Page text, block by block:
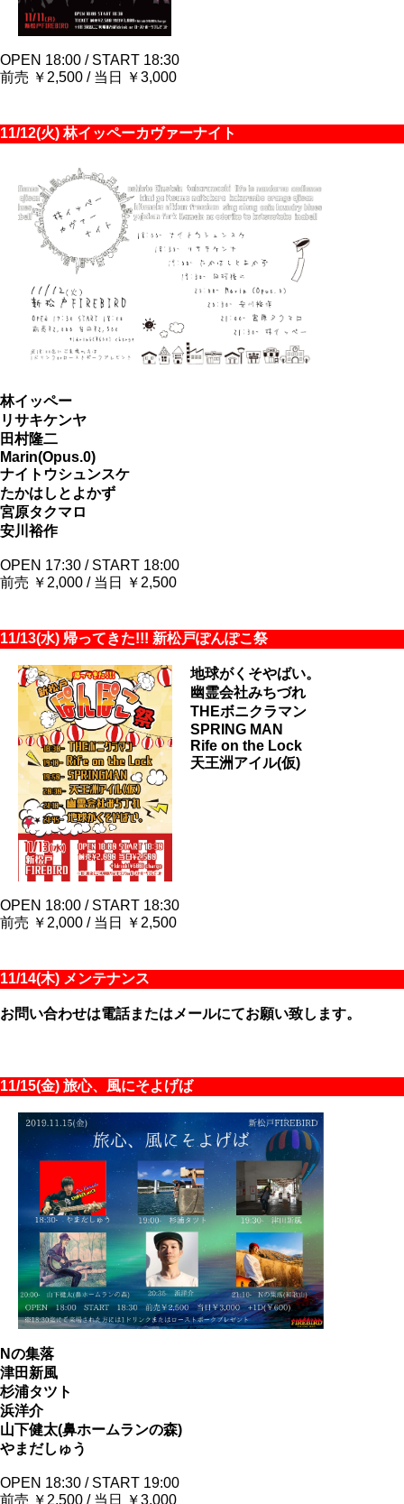
OPEN 18:00 / START 18:30
前売 ￥2,500 / 当日 ￥3,000
11/12(火) 林イッペーカヴァーナイト
林イッペー
リサキケンヤ
田村隆二
Marin(Opus.0)
ナイトウシュンスケ
たかはしとよかず
宮原タクマロ
安川裕作
OPEN 17:30 / START 18:00
前売 ￥2,000 / 当日 ￥2,500
11/13(水) 帰ってきた!!! 新松戸ぽんぽこ祭
地球がくそやばい。
幽霊会社みちづれ
THEボニクラマン
SPRING MAN
Rife on the Lock
天王洲アイル(仮)
OPEN 18:00 / START 18:30
前売 ￥2,000 / 当日 ￥2,500
11/14(木) メンテナンス
お問い合わせは電話またはメールにてお願い致します。
11/15(金) 旅心、風にそよげば
Nの集落
津田新風
杉浦タツト
浜洋介
山下健太(鼻ホームランの森)
やまだしゅう
OPEN 18:30 / START 19:00
前売 ￥2,500 / 当日 ￥3,000